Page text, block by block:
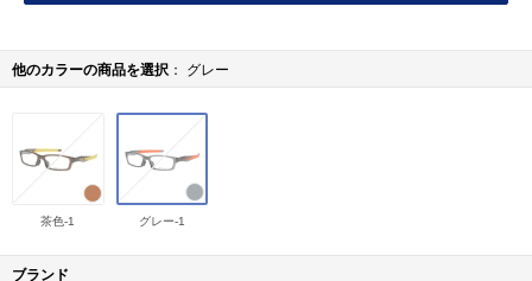
他のカラーの商品を選択 グレー
茶色-1 グレー-1
ブランド